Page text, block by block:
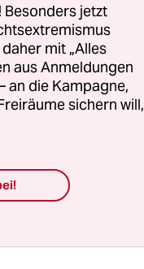
jetzt
mit „Alles
aus Anmeldungen
an die Kampagne,
sichern will,